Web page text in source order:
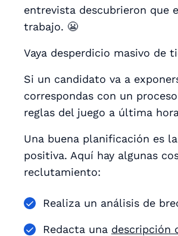
entrevista descubrieron que
trabajo. 😬
Vaya desperdicio masivo de
Si un candidato va a
correspondas con un
reglas del juego a última
Una buena planificación es
positiva. Aquí hay algunas
reclutamiento:
Realiza un análisis de
Redacta una descripción